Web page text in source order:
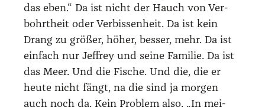
das eben.“ Da ist nicht der Hauch von Ver­
bohrt­heit oder Ver­bis­sen­heit. Da ist kein
Drang zu grö­ßer, höher, bes­ser, mehr. Da ist
ein­fach nur Jef­frey und sei­ne Fami­lie. Da ist
das Meer. Und die Fische. Und die, die er
heu­te nicht fängt, na die sind ja mor­gen
auch noch da. Kein Pro­blem also. „In mei­